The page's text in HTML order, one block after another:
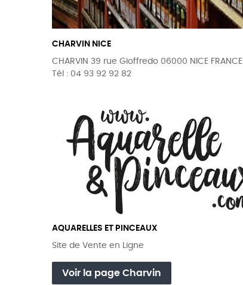
CHARVIN NICE
CHARVIN 39 rue Gioffredo 06000 NICE FRANCE
Tél : 04 93 92 92 82
AQUARELLES ET PINCEAUX
Site de Vente en Ligne
Voir la page Charvin